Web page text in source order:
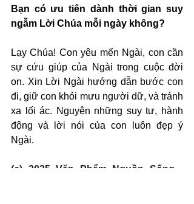
Bạn có ưu tiên dành thời gian suy
ngẫm Lời Chúa mỗi ngày không?
Lạy Chúa! Con yêu mến Ngài, con cần
sự cứu giúp của Ngài trong cuộc đời
on. Xin Lời Ngài hướng dẫn bước con
đi, giữ con khỏi mưu người dữ, và tránh
xa lối ác. Nguyện những suy tư, hành
động và lời nói của con luôn đẹp ý
Ngài.
(c) 2025 Văn Phẩm Nguồn Sống -